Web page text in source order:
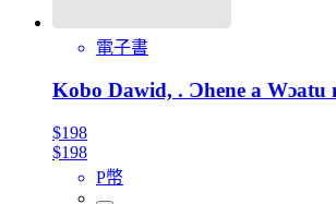
電子書
Kobo Dawid, . Ɔhene a Wɔatu
$198
$198
P幣